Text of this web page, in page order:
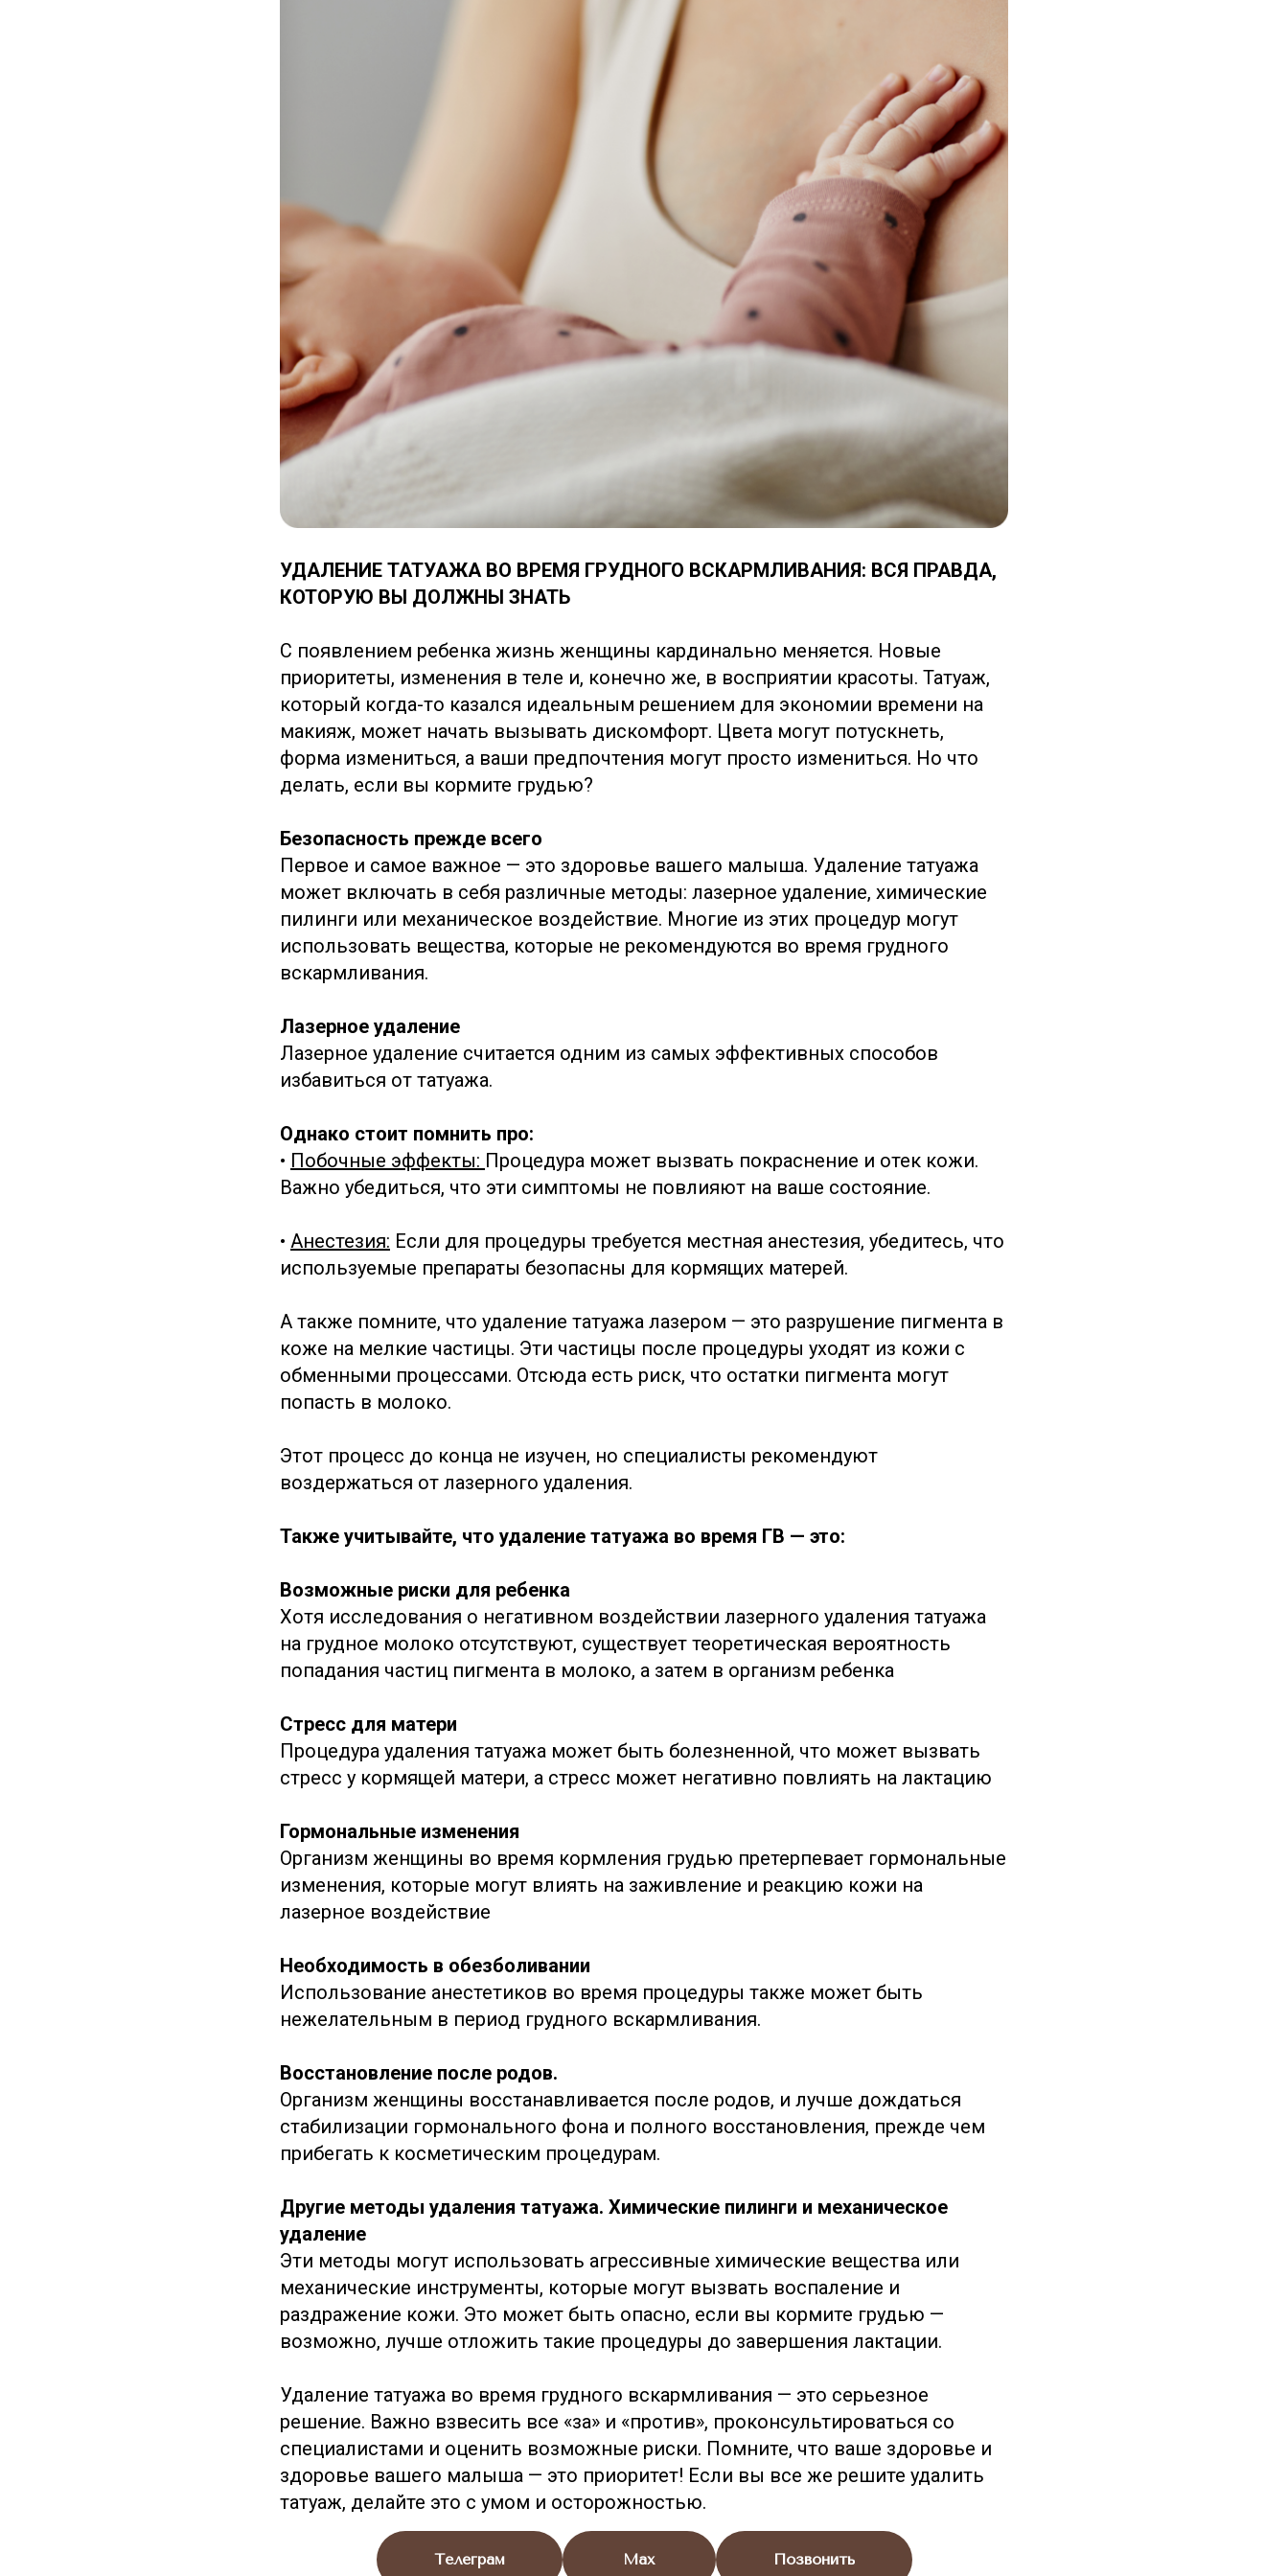
УДАЛЕНИЕ ТАТУАЖА ВО ВРЕМЯ ГРУДНОГО ВСКАРМЛИВАНИЯ: ВСЯ ПРАВДА,
КОТОРУЮ ВЫ ДОЛЖНЫ ЗНАТЬ
С появлением ребенка жизнь женщины кардинально меняется. Новые
приоритеты, изменения в теле и, конечно же, в восприятии красоты. Татуаж,
который когда-то казался идеальным решением для экономии времени на
макияж, может начать вызывать дискомфорт. Цвета могут потускнеть,
форма измениться, а ваши предпочтения могут просто измениться. Но что
делать, если вы кормите грудью?
Безопасность прежде всего
Первое и самое важное — это здоровье вашего малыша. Удаление татуажа
может включать в себя различные методы: лазерное удаление, химические
пилинги или механическое воздействие. Многие из этих процедур могут
использовать вещества, которые не рекомендуются во время грудного
вскармливания.
Лазерное удаление
Лазерное удаление считается одним из самых эффективных способов
избавиться от татуажа.
Однако стоит помнить про:
• Побочные эффекты: Процедура может вызвать покраснение и отек кожи.
Важно убедиться, что эти симптомы не повлияют на ваше состояние.
• Анестезия: Если для процедуры требуется местная анестезия, убедитесь, что
используемые препараты безопасны для кормящих матерей.
А также помните, что удаление татуажа лазером — это разрушение пигмента в
коже на мелкие частицы. Эти частицы после процедуры уходят из кожи с
обменными процессами. Отсюда есть риск, что остатки пигмента могут
попасть в молоко.
Этот процесс до конца не изучен, но специалисты рекомендуют
воздержаться от лазерного удаления.
Также учитывайте, что удаление татуажа во время ГВ — это:
Возможные риски для ребенка
Хотя исследования о негативном воздействии лазерного удаления татуажа
на грудное молоко отсутствуют, существует теоретическая вероятность
попадания частиц пигмента в молоко, а затем в организм ребенка
Стресс для матери
Процедура удаления татуажа может быть болезненной, что может вызвать
стресс у кормящей матери, а стресс может негативно повлиять на лактацию
Гормональные изменения
Организм женщины во время кормления грудью претерпевает гормональные
изменения, которые могут влиять на заживление и реакцию кожи на
лазерное воздействие
Необходимость в обезболивании
Использование анестетиков во время процедуры также может быть
нежелательным в период грудного вскармливания.
Восстановление после родов.
Организм женщины восстанавливается после родов, и лучше дождаться
стабилизации гормонального фона и полного восстановления, прежде чем
прибегать к косметическим процедурам.
Другие методы удаления татуажа. Химические пилинги и механическое
удаление
Эти методы могут использовать агрессивные химические вещества или
механические инструменты, которые могут вызвать воспаление и
раздражение кожи. Это может быть опасно, если вы кормите грудью —
возможно, лучше отложить такие процедуры до завершения лактации.
Удаление татуажа во время грудного вскармливания — это серьезное
решение. Важно взвесить все «за» и «против», проконсультироваться со
специалистами и оценить возможные риски. Помните, что ваше здоровье и
здоровье вашего малыша — это приоритет! Если вы все же решите удалить
татуаж, делайте это с умом и осторожностью.
Телеграм Max Позвонить